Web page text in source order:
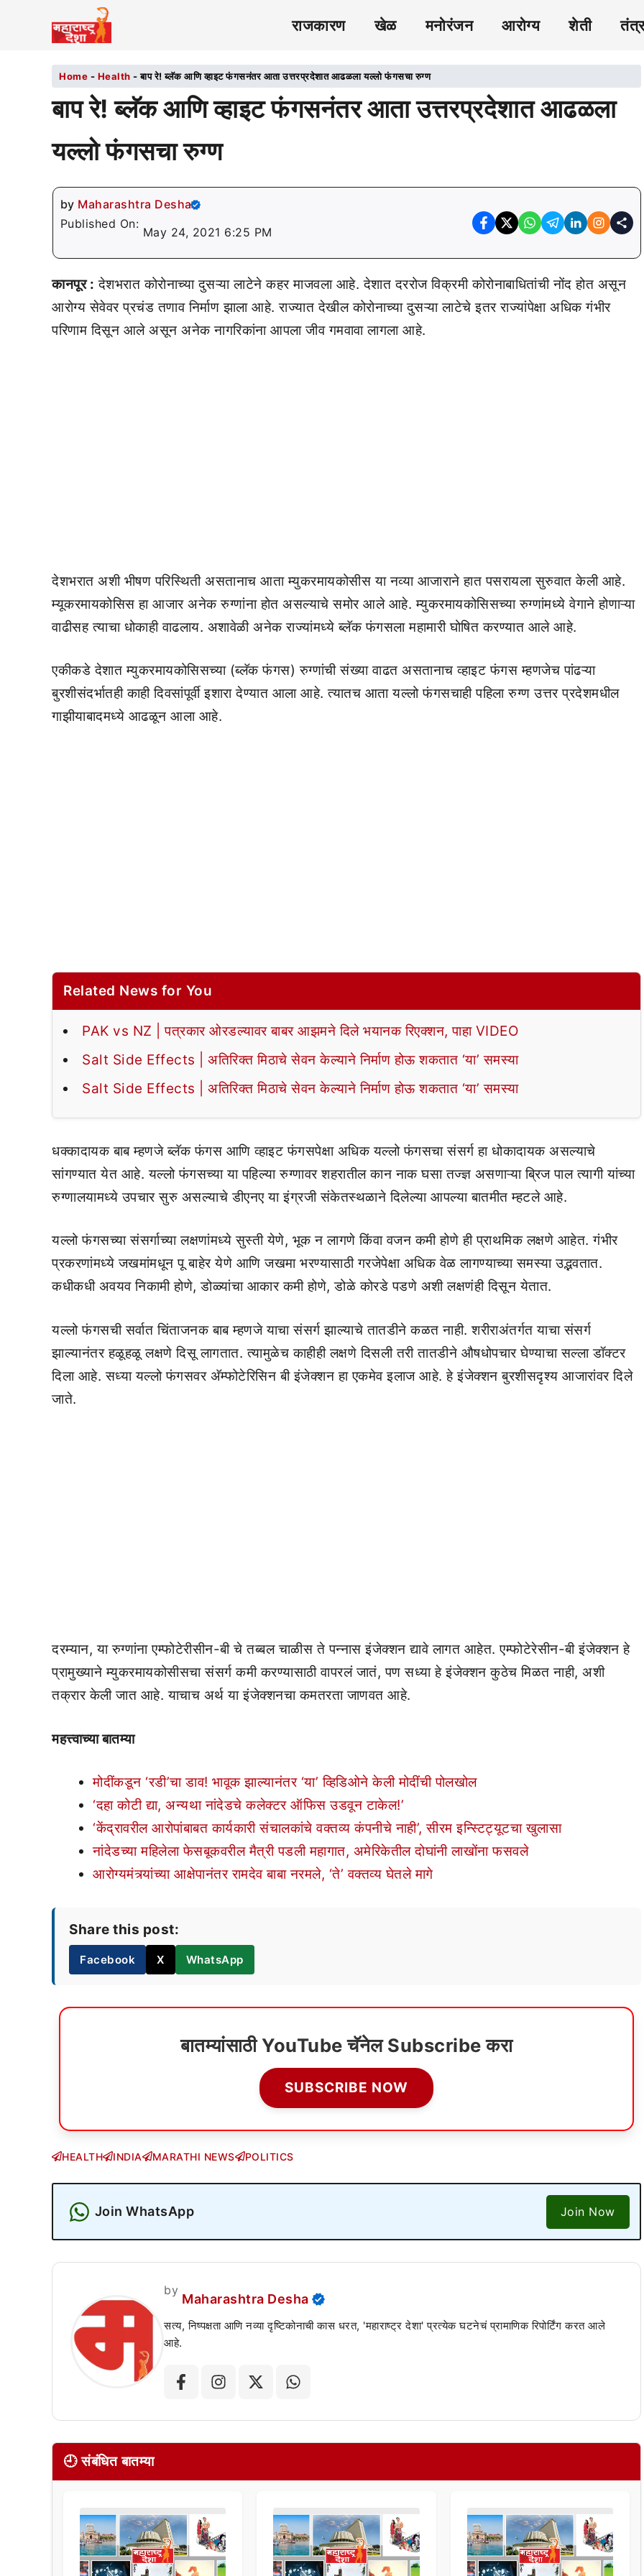
राजकारण खेळ मनोरंजन आरोग्य शेती
Home - Health -बाप रे! ब्लॅक आणि व्हाइट फंगसनंतर आता उत्तरप्रदेशात आढळला यल्लो फंगसचा रुग्ण
बाप रे! ब्लॅक आणि व्हाइट फंगसनंतर आता उत्तरप्रदेशात आढळला
यल्लो फंगसचा रुग्ण
by Maharashtra Desha
Published On:
May 24, 2021 6:25 PM
कानपूर : देशभरात कोरोनाच्या दुसऱ्या लाटेने कहर माजवला आहे. देशात दररोज विक्रमी कोरोनाबाधितांची नोंद होत असून
आरोग्य सेवेवर प्रचंड तणाव निर्माण झाला आहे. राज्यात देखील कोरोनाच्या दुसऱ्या लाटेचे इतर राज्यांपेक्षा अधिक गंभीर
परिणाम दिसून आले असून अनेक नागरिकांना आपला जीव गमवावा लागला आहे.
देशभरात अशी भीषण परिस्थिती असतानाच आता म्युकरमायकोसीस या नव्या आजाराने हात पसरायला सुरुवात केली आहे.
म्यूकरमायकोसिस हा आजार अनेक रुग्णांना होत असल्याचे समोर आले आहे. म्युकरमायकोसिसच्या रुग्णांमध्ये वेगाने होणाऱ्या
वाढीसह त्याचा धोकाही वाढलाय. अशावेळी अनेक राज्यांमध्ये ब्लॅक फंगसला महामारी घोषित करण्यात आले आहे.
एकीकडे देशात म्युकरमायकोसिसच्या (ब्लॅक फंगस) रुग्णांची संख्या वाढत असतानाच व्हाइट फंगस म्हणजेच पांढऱ्या
बुरशीसंदर्भातही काही दिवसांपूर्वी इशारा देण्यात आला आहे. त्यातच आता यल्लो फंगसचाही पहिला रुग्ण उत्तर प्रदेशमधील
गाझीयाबादमध्ये आढळून आला आहे.
Related News for You
PAK vs NZ | पत्रकार ओरडल्यावर बाबर आझमने दिले भयानक रिएक्शन, पाहा VIDEO
Salt Side Effects | अतिरिक्त मिठाचे सेवन केल्याने निर्माण होऊ शकतात ‘या’ समस्या
Salt Side Effects | अतिरिक्त मिठाचे सेवन केल्याने निर्माण होऊ शकतात ‘या’ समस्या
धक्कादायक बाब म्हणजे ब्लॅक फंगस आणि व्हाइट फंगसपेक्षा अधिक यल्लो फंगसचा संसर्ग हा धोकादायक असल्याचे
सांगण्यात येत आहे. यल्लो फंगसच्या या पहिल्या रुग्णावर शहरातील कान नाक घसा तज्ज्ञ असणाऱ्या ब्रिज पाल त्यागी यांच्या
रुग्णालयामध्ये उपचार सुरु असल्याचे डीएनए या इंग्रजी संकेतस्थळाने दिलेल्या आपल्या बातमीत म्हटले आहे.
यल्लो फंगसच्या संसर्गाच्या लक्षणांमध्ये सुस्ती येणे, भूक न लागणे किंवा वजन कमी होणे ही प्राथमिक लक्षणे आहेत. गंभीर
प्रकरणांमध्ये जखमांमधून पू बाहेर येणे आणि जखमा भरण्यासाठी गरजेपेक्षा अधिक वेळ लागण्याच्या समस्या उद्भवतात.
कधीकधी अवयव निकामी होणे, डोळ्यांचा आकार कमी होणे, डोळे कोरडे पडणे अशी लक्षणंही दिसून येतात.
यल्लो फंगसची सर्वात चिंताजनक बाब म्हणजे याचा संसर्ग झाल्याचे तातडीने कळत नाही. शरीराअंतर्गत याचा संसर्ग
झाल्यानंतर हळूहळू लक्षणे दिसू लागतात. त्यामुळेच काहीही लक्षणे दिसली तरी तातडीने औषधोपचार घेण्याचा सल्ला डॉक्टर
दिला आहे. सध्या यल्लो फंगसवर अ‍ॅम्फोटेरिसिन बी इंजेक्शन हा एकमेव इलाज आहे. हे इंजेक्शन बुरशीसदृश्य आजारांवर दिले
जाते.
दरम्यान, या रुग्णांना एम्फोटेरीसीन-बी चे तब्बल चाळीस ते पन्नास इंजेक्शन द्यावे लागत आहेत. एम्फोटेरेसीन-बी इंजेक्शन हे
प्रामुख्याने म्युकरमायकोसीसचा संसर्ग कमी करण्यासाठी वापरलं जातं, पण सध्या हे इंजेक्शन कुठेच मिळत नाही, अशी
तक्रार केली जात आहे. याचाच अर्थ या इंजेक्शनचा कमतरता जाणवत आहे.
महत्त्वाच्या बातम्या
मोदींकडून ‘रडी’चा डाव! भावूक झाल्यानंतर ‘या’ व्हिडिओने केली मोदींची पोलखोल
‘दहा कोटी द्या, अन्यथा नांदेडचे कलेक्टर ऑफिस उडवून टाकेल!’
‘केंद्रावरील आरोपांबाबत कार्यकारी संचालकांचे वक्तव्य कंपनीचे नाही’, सीरम इन्स्टिट्यूटचा खुलासा
नांदेडच्या महिलेला फेसबूकवरील मैत्री पडली महागात, अमेरिकेतील दोघांनी लाखोंना फसवले
आरोग्यमंत्र्यांच्या आक्षेपानंतर रामदेव बाबा नरमले, ‘ते’ वक्तव्य घेतले मागे
Share this post:
Facebook X WhatsApp
बातम्यांसाठी YouTube चॅनेल Subscribe करा
SUBSCRIBE NOW
HEALTH INDIA MARATHI NEWS POLITICS
Join WhatsApp Join Now
by
Maharashtra Desha
सत्य, निष्पक्षता आणि नव्या दृष्टिकोनाची कास धरत, 'महाराष्ट्र देशा' प्रत्येक घटनेचं प्रामाणिक रिपोर्टिंग करत आले
आहे.
🕘 संबंधित बातम्या